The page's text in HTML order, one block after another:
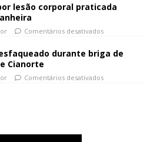
lesão corporal praticada
Comentários desativados
durante briga de
Cianorte
Comentários desativados